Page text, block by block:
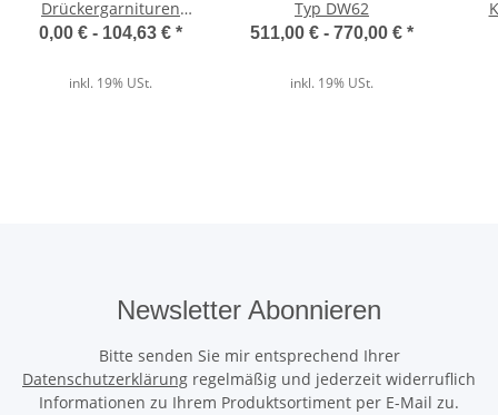
Der direkte Vergleich
Ausgeschäumte Profile
Unser ThermoTeck ✓
Drückergarnituren
Kurzschild in Edelstahl |
0,00 € - 104,63 € *
inkl. 19% USt.
Typ DW62
511,00 € - 770,00 € *
inkl. 19% USt.
Newsletter Abonnieren
Bitte senden Sie mir entsprechend Ihrer
Datenschutzerklärung regelmäßig und jederzeit widerruflich
Informationen zu Ihrem Produktsortiment per E-Mail zu.